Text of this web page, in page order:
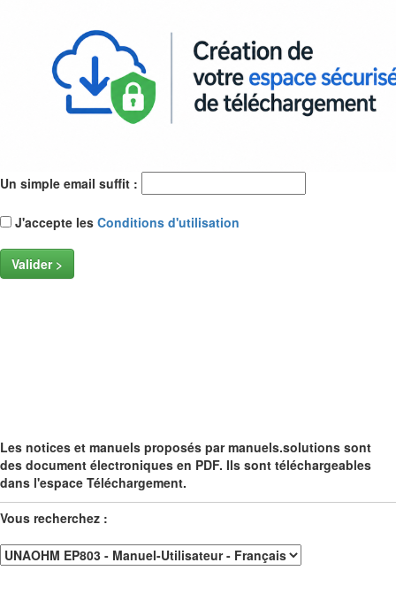
Un simple email suffit :
J'accepte les Conditions d'utilisation
Valider >
Les notices et manuels proposés par manuels.solutions sont
des document électroniques en PDF. Ils sont téléchargeables
dans l'espace Téléchargement.
Vous recherchez :